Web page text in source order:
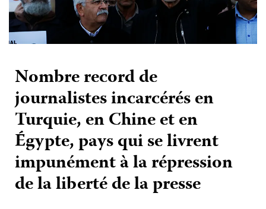
Nombre record de
journalistes incarcérés en
Turquie, en Chine et en
Égypte, pays qui se livrent
impunément à la répression
de la liberté de la presse